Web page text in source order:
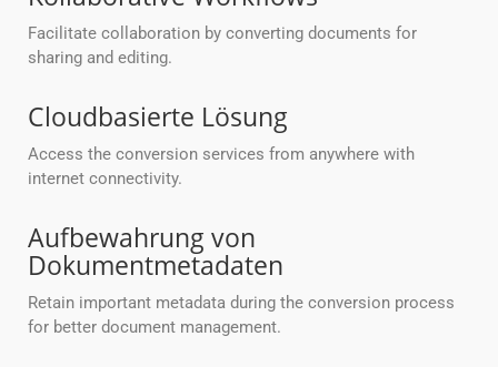
Facilitate collaboration by converting documents for
sharing and editing.
Cloudbasierte Lösung
Access the conversion services from anywhere with
internet connectivity.
Aufbewahrung von
Dokumentmetadaten
Retain important metadata during the conversion process
for better document management.